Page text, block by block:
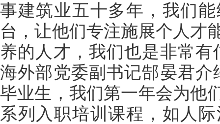
事建筑业五十多年，我们
台，让他们专注施展个人才
养的人才，我们也是非常
海外部党委副书记郜晏君介
毕业生，我们第一年会为他
系列入职培训课程，如人